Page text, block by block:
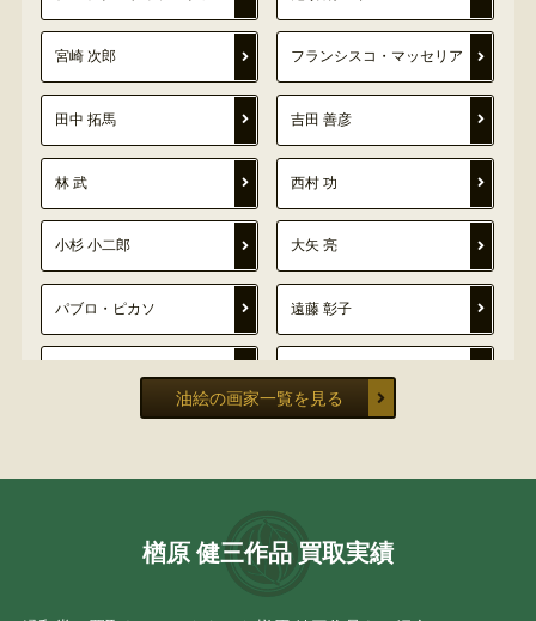
宮崎 次郎 フランシスコ・マッセリア
田中 拓馬 吉田 善彦
林 武 西村 功
小杉 小二郎 大矢 亮
パブロ・ピカソ 遠藤 彰子
長沼 貴美代
油絵の画家一覧を見る
楢原 健三作品 買取実績